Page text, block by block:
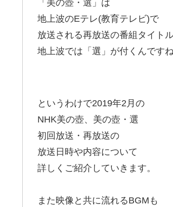
「美の壺・選」は
地上波のEテレ(教育テレビ)で
放送される再放送の番組タイトル
地上波では「選」が付くんですね
というわけで2019年2月の
NHK美の壺、美の壺・選
初回放送・再放送の
放送日時や内容について
詳しくご紹介していきます。
また映像と共に流れるBGMも